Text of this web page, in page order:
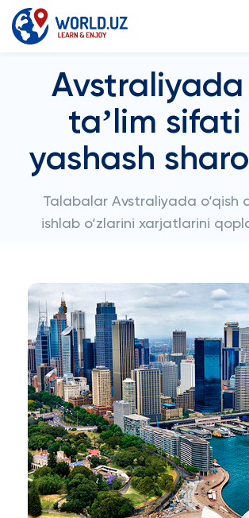
taʼlim sifati
yashash
Talabalar Avstraliyada o‘qish
ishlab o‘zlarini xarjatlarini